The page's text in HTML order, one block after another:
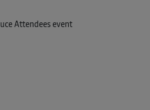
Attendees event